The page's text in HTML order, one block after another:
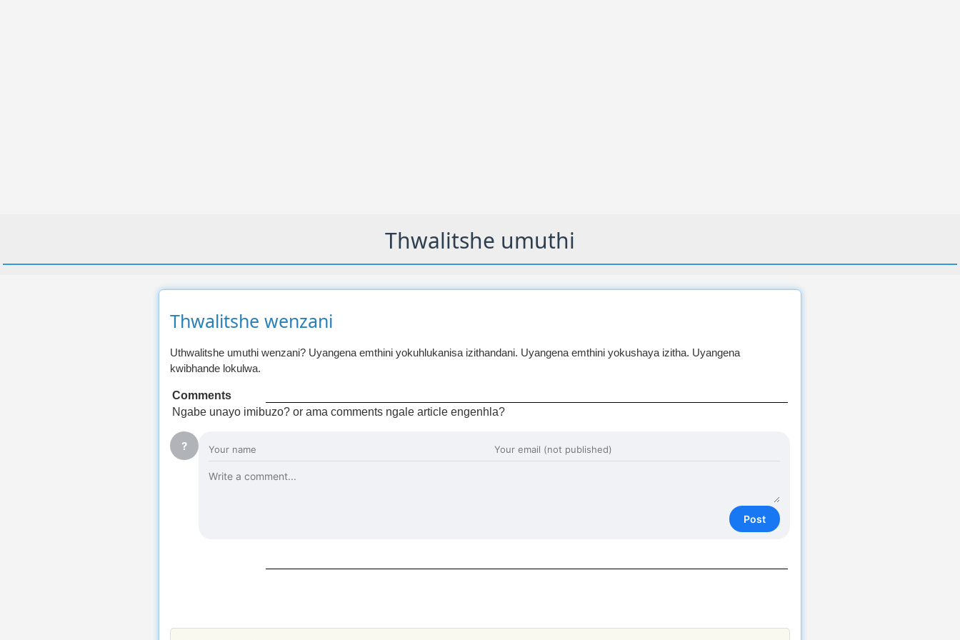
Thwalitshe umuthi
Thwalitshe wenzani
Uthwalitshe umuthi wenzani? Uyangena emthini yokuhlukanisa izithandani. Uyangena emthini yokushaya izitha. Uyangena
kwibhande lokulwa.
Comments
Ngabe unayo imibuzo? or ama comments ngale article engenhla?
?
Post